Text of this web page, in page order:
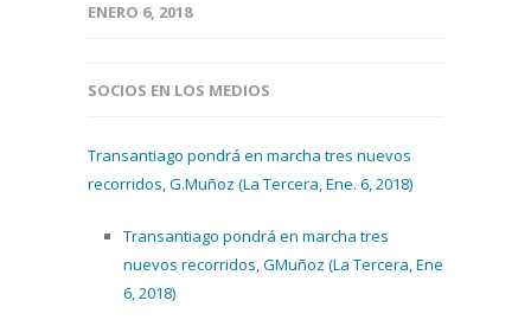
ENERO 6, 2018
SOCIOS EN LOS MEDIOS
Transantiago pondrá en marcha tres nuevos
recorridos, G.Muñoz (La Tercera, Ene. 6, 2018)
Transantiago pondrá en marcha tres
nuevos recorridos, GMuñoz (La Tercera, Ene
6, 2018)